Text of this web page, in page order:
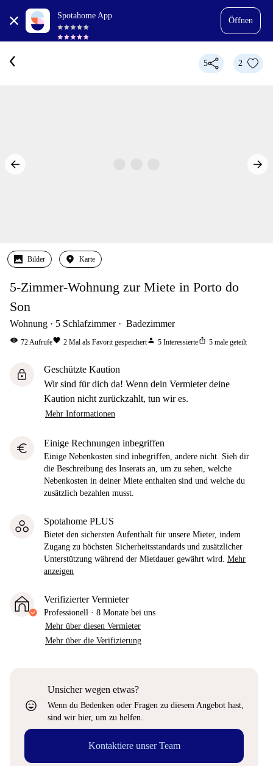
Spotahome App
Öffnen
5 2
Bilder Karte
5-Zimmer-Wohnung zur Miete in Porto do
Son
Wohnung 5 Schlafzimmer Badezimmer
visibility 72Aufrufefavorite 2 Mal als Favorit gespeichertperson 5 Interessierteios_share 5 male geteilt
lock
Geschützte Kaution
Wir sind für dich da! Wenn dein Vermieter deine
Kaution nicht zurückzahlt, tun wir es.
Mehr Informationen
euro Einige Rechnungen inbegriffen
Einige Nebenkosten sind inbegriffen, andere nicht. Sieh dir
die Beschreibung des Inserats an, um zu sehen, welche
Nebenkosten in deiner Miete enthalten sind und welche du
zusätzlich bezahlen musst.
Spotahome PLUS
Bietet den sichersten Aufenthalt für unsere Mieter, indem
Zugang zu höchsten Sicherheitsstandards und zusätzlicher
Unterstützung während der Mietdauer gewährt wird. Mehr
anzeigen
Verifizierter Vermieter
Professionell · 8 Monate bei uns
Mehr über diesen Vermieter
Mehr über die Verifizierung
sentiment_very_satisfied
Unsicher wegen etwas?
Wenn du Bedenken oder Fragen zu diesem Angebot hast,
sind wir hier, um zu helfen.
Kontaktiere unser Team